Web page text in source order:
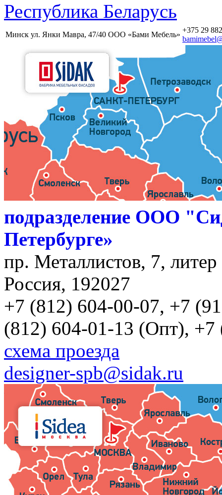
Республика Беларусь
Минск ул. Янки Мавра, 47/40 ООО «Бами Мебель»
+375 29
подразделение ООО
Петербурге»
пр. Металлистов, 7,
Россия, 192027
+7 (812) 604-00-07, +7
(812) 604-01-13 (Опт), +7
схема проезда
designer-spb@sidak.ru